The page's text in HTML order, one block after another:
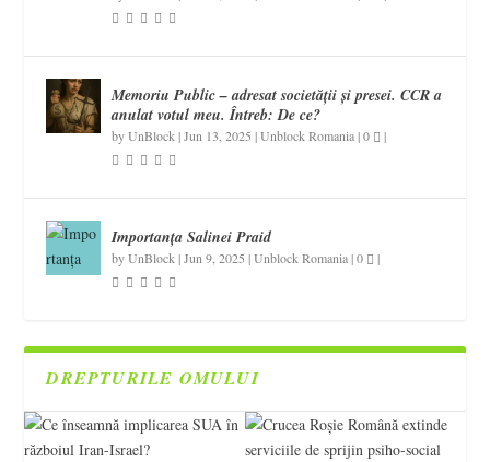
Memoriu Public – adresat societății și presei. CCR a
anulat votul meu. Întreb: De ce?
byUnBlock |Jun 13, 2025 |Unblock Romania|0 |
Importanța Salinei Praid
byUnBlock |Jun 9, 2025 |Unblock Romania|0 |
DREPTURILE OMULUI